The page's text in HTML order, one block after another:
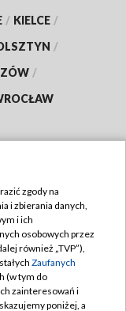
/ KIELCE /
/
/
zgody na
i zbierania danych,
i ich
osobowych przez
również „TVP”),
Zaufanych
(w tym do
zainteresowań i
poniżej, a